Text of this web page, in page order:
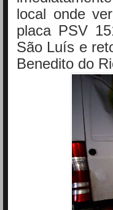
local onde
placa PSV
São Luís e
Benedito do